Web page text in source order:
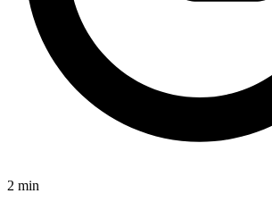
2 min